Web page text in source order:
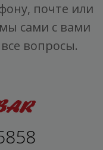
почте или
сами с вами
вопросы.